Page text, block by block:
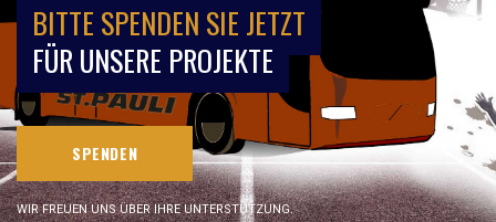
BITTE SPENDEN SIE JETZT
FÜR UNSERE PROJEKTE
SPENDEN
WIR FREUEN UNS ÜBER IHRE UNTERSTÜTZUNG.